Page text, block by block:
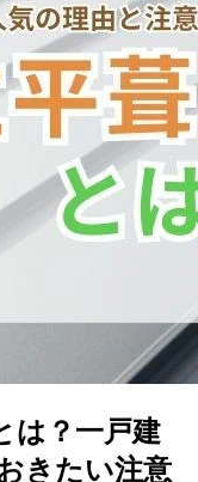
は？一戸建
きたい注意